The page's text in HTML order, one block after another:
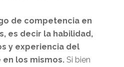
de competencia en
es decir la habilidad,
y experiencia del
los mismos. Si bien